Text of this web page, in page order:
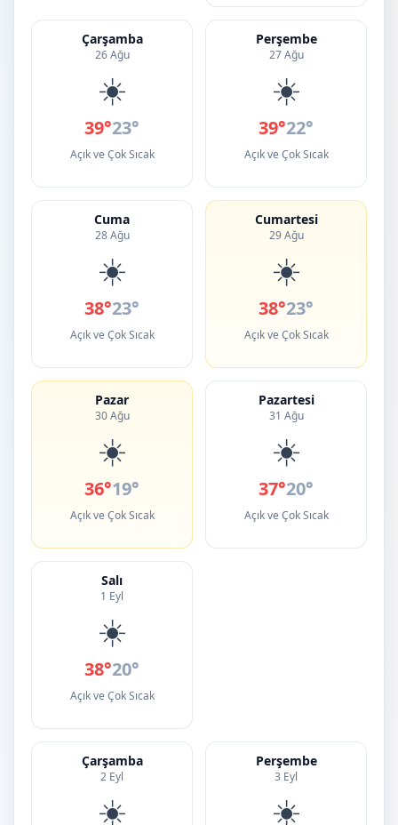
Çarşamba
26 Ağu
☀️
39°23°
Açık ve Çok Sıcak
Perşembe
27 Ağu
☀️
39°22°
Açık ve Çok Sıcak
Cuma
28 Ağu
☀️
38°23°
Açık ve Çok Sıcak
Cumartesi
29 Ağu
☀️
38°23°
Açık ve Çok Sıcak
Pazar
30 Ağu
☀️
36°19°
Açık ve Çok Sıcak
Pazartesi
31 Ağu
☀️
37°20°
Açık ve Çok Sıcak
Salı
1 Eyl
☀️
38°20°
Açık ve Çok Sıcak
Çarşamba
2 Eyl
☀️
Perşembe
3 Eyl
☀️